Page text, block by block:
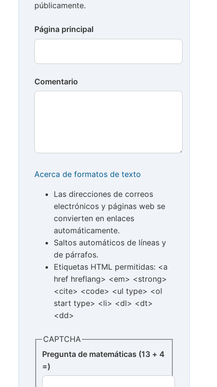
públicamente.
Página principal
Comentario
Acerca de formatos de texto
Las direcciones de correos
electrónicos y páginas web se
convierten en enlaces
automáticamente.
Saltos automáticos de líneas y
de párrafos.
Etiquetas HTML permitidas: <a
href hreflang> <em> <strong>
<cite> <code> <ul type> <ol
start type> <li> <dl> <dt>
<dd>
CAPTCHA
Pregunta de matemáticas (13 + 4
=)